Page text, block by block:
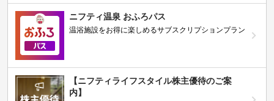
ニフティ温泉 おふろパス
温浴施設をお得に楽しめるサブスクリプションプラン
【ニフティライフスタイル株主優待のご案
内】